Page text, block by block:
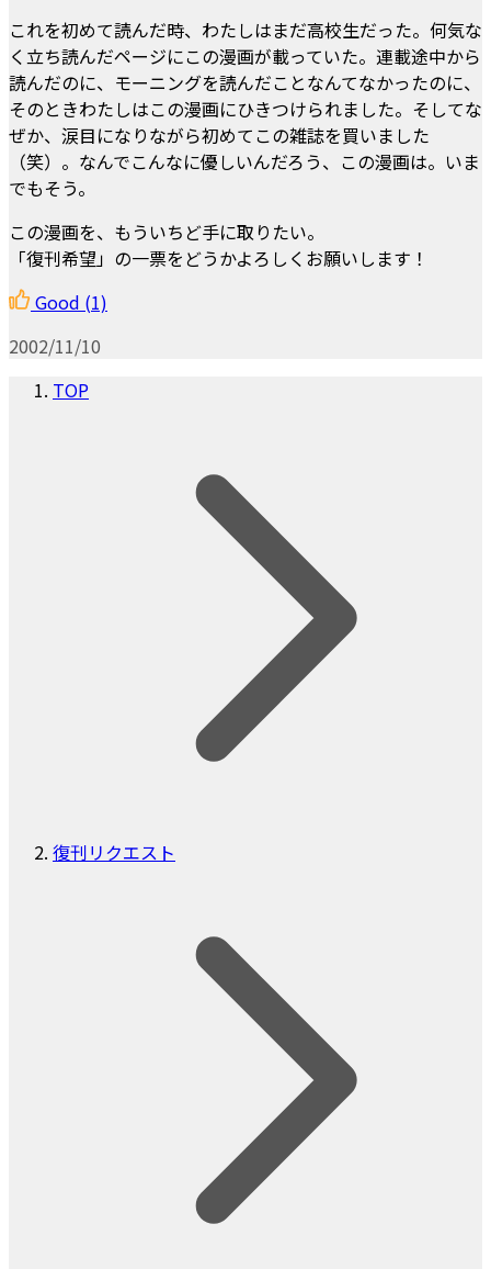
これを初めて読んだ時、わたしはまだ高校生だった。何気な
く立ち読んだページにこの漫画が載っていた。連載途中から
読んだのに、モーニングを読んだことなんてなかったのに、
そのときわたしはこの漫画にひきつけられました。そしてな
ぜか、涙目になりながら初めてこの雑誌を買いました
（笑）。なんでこんなに優しいんだろう、この漫画は。いま
でもそう。
この漫画を、もういちど手に取りたい。
「復刊希望」の一票をどうかよろしくお願いします！
Good (1)
2002/11/10
TOP
復刊リクエスト